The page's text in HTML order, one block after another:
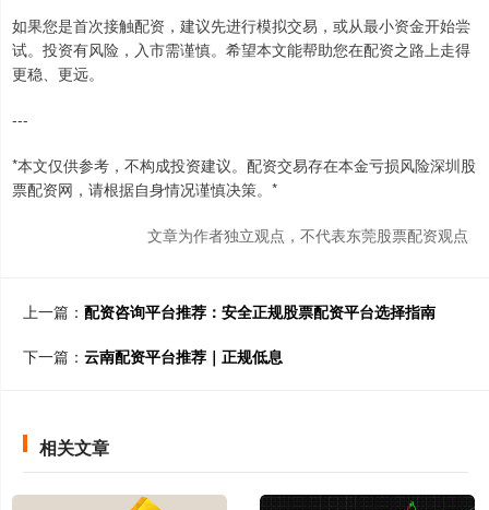
如果您是首次接触配资，建议先进行模拟交易，或从最小资金开始尝
试。投资有风险，入市需谨慎。希望本文能帮助您在配资之路上走得
更稳、更远。
---
*本文仅供参考，不构成投资建议。配资交易存在本金亏损风险深圳股
票配资网，请根据自身情况谨慎决策。*
文章为作者独立观点，不代表东莞股票配资观点
上一篇： 配资咨询平台推荐：安全正规股票配资平台选择指南
下一篇： 云南配资平台推荐｜正规低息
相关文章